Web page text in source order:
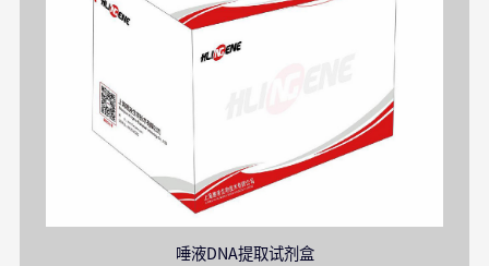
唾液DNA提取试剂盒